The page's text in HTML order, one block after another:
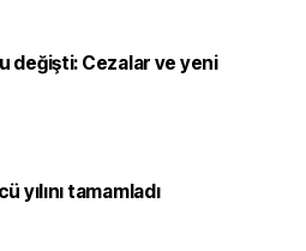
değişti: Cezalar ve yeni
yılını tamamladı